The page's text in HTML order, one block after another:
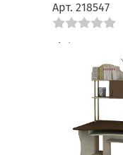
Арт. 218547
Link